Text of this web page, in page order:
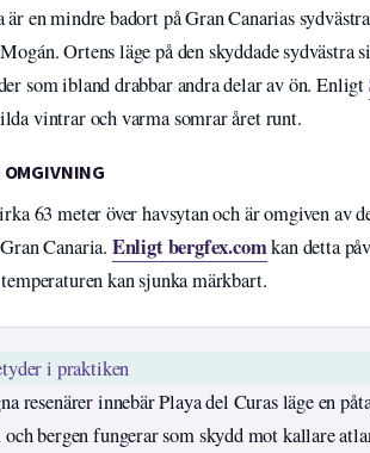
är en mindre badort på Gran Canarias
Ortens läge på den skyddade
som ibland drabbar andra delar av ön. Enligt
vintrar och varma somrar året runt.
OMGIVNING
63 meter över havsytan och är omgiven av
Canaria. Enligt bergfex.comkan detta
kan sjunka märkbart.
i praktiken
resenärer innebär Playa del Curas läge en
och bergen fungerar som skydd mot kallare